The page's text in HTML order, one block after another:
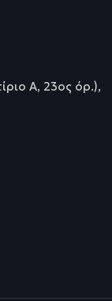
Α, 23ος όρ.),